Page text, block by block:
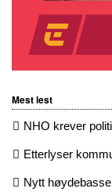
Mest lest
NHO krever
Etterlyser
Nytt